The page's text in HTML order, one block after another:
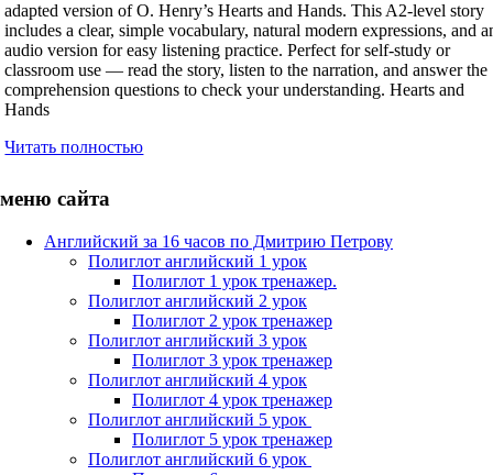
adapted version of O. Henry’s Hearts and Hands. This A2-level story
includes a clear, simple vocabulary, natural modern expressions, and
audio version for easy listening practice. Perfect for self-study or
classroom use — read the story, listen to the narration, and answer the
comprehension questions to check your understanding. Hearts and
Hands
Читать полностью
меню сайта
Английский за 16 часов по Дмитрию Петрову
Полиглот английский 1 урок
Полиглот 1 урок тренажер.
Полиглот английский 2 урок
Полиглот 2 урок тренажер
Полиглот английский 3 урок
Полиглот 3 урок тренажер
Полиглот английский 4 урок
Полиглот 4 урок тренажер
Полиглот английский 5 урок
Полиглот 5 урок тренажер
Полиглот английский 6 урок